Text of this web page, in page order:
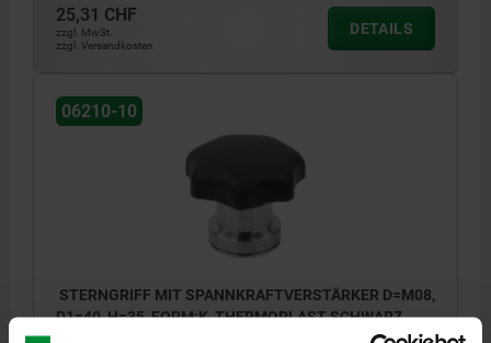
25,31 CHF
zzgl. MwSt.
zzgl. Versandkosten
DETAILS
06210-10
STERNGRIFF MIT SPANNKRAFTVERSTÄRKER D=M08,
D1=40, H=35, FORM:K, THERMOPLAST SCHWARZ,